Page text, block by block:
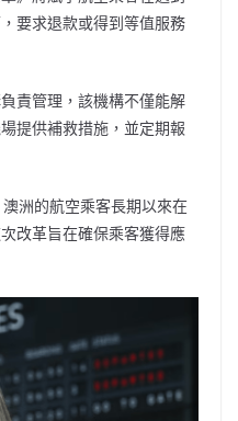
要求退款或得到等值服務
責管理，該機構不僅能解
提供補救措施，並定期報
洲的航空乘客長期以來在
改革旨在確保乘客獲得應